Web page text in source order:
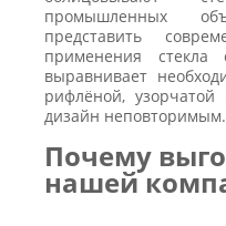
промышленных
представить
применения стекла
выравнивает
рифлёной, узорчатой
дизайн неповторимым.
Почему
нашей